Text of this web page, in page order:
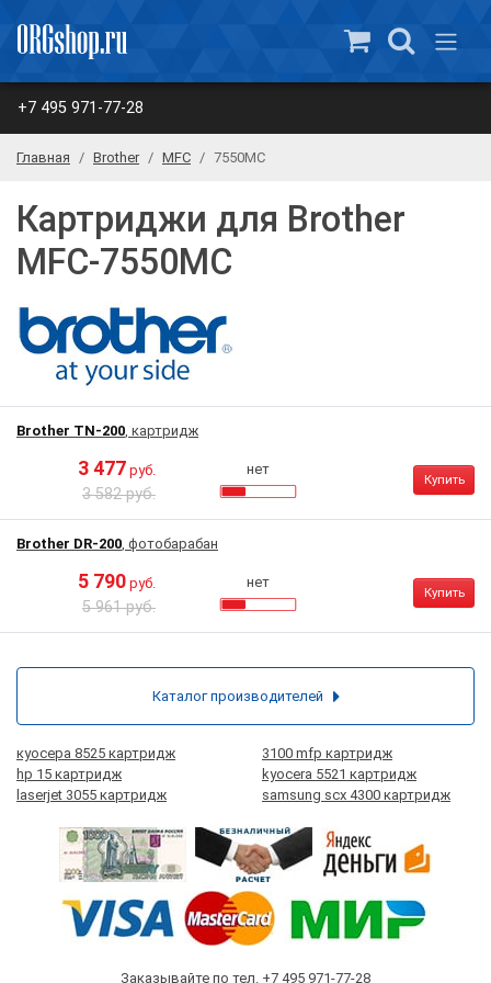
+7 495 971-77-28
Главная Brother MFC 7550MC
Картриджи для Brother
MFC-7550MC
Brother TN-200, картридж
3 477 руб.
3 582 руб.
нет
Купить
Brother DR-200, фотобарабан
5 790 руб.
5 961 руб.
нет
Купить
куосера 8525 картридж
3100 mfp картридж
hp 15 картридж
kyocera 5521 картридж
laserjet 3055 картридж
samsung scx 4300 картридж
Заказывайте по тел. +7 495 971-77-28